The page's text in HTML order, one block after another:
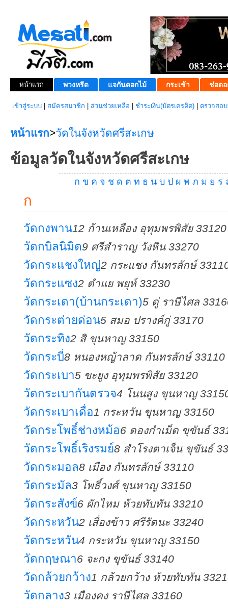
หน้าแรก พวงหรีด แจกันดอกไม้ กระเช้า ช่อดอ
เข้าสู่ระบบ สมัครสมาชิก ส่วนช่วยเหลือ ชำระเงิน(บัตรเครดิต) ตรวจสอ
หน้าแรก>วัดในจังหวัดศรีสะเกษ
ข้อมูลวัดในจังหวัดศรีสะเกษ
ก ข ค จ ช ด ต ท ธ น บ ป ผ พ ภ ม ย ร
ก
วัดกงพาน12 ก้านเหลือง อุทุมพรพิสัย 33120
วัดกบิลนิมิต9 ศรีสำราญ วังหิน 33270
วัดกระแชงใหญ่2 กระแชง กันทรลักษ์
วัดกระแซง2 ตำแย พยุห์ 33230
วัดกระเดา(บ้านกระเดา)5 ดู่ ราษีไศล
วัดกระต่ายด่อน5 สมอ ปรางค์กู่ 33170
วัดกระทิง2 สิ ขุนหาญ 33150
วัดกระบี่8 หนองหญ้าลาด กันทรลักษ์ 33110
วัดกระเบา5 ขะยูง อุทุมพรพิสัย 33120
วัดกระเบากันตรวจ4 โนนสูง ขุนหาญ
วัดกระเบาเดื่อ1 กระหวัน ขุนหาญ 33150
วัดกระโพธิ์ช่างหม้อ6 ดองกำเม็ด ขุขันธ์
วัดกระโพธิ์เริงรมย์8 สำโรงตาเจ็น ขุขันธ์
วัดกระมอล8 เมือง กันทรลักษ์ 33110
วัดกระมัล3 โพธิ์วงศ์ ขุนหาญ 33150
วัดกระสังข์6 ผักไหม ห้วยทับทัน 33210
วัดกระหวัน2 เสื่องข้าว ศรีรัตนะ 33240
วัดกระหวัน4 กระหวัน ขุนหาญ 33150
วัดกฤษณา6 จะกง ขุขันธ์ 33140
วัดกล้วยกว้าง1 กล้วยกว้าง ห้วยทับทัน
วัดกลาง3 เมืองคง ราษีไศล 33160